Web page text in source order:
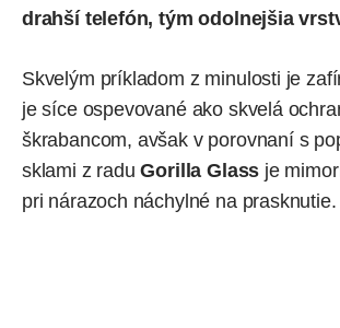
drahší telefón, tým odolnejšia
Skvelým príkladom z minulosti je
je síce ospevované ako skvelá
škrabancom, avšak v porovnaní s
sklami z raduGorilla Glass je
pri nárazoch náchylné na prasknutie.